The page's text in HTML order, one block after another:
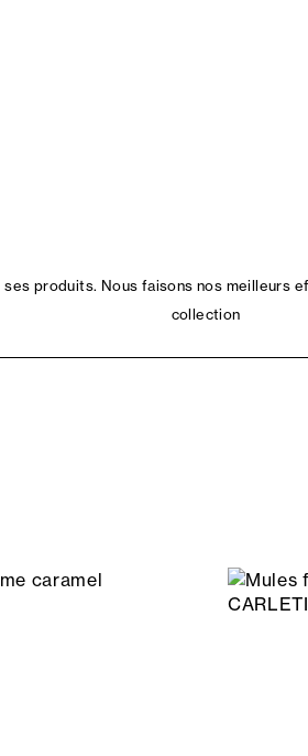
produits. Nous faisons nos
collection